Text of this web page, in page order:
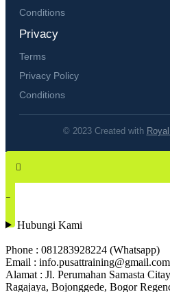
Conditions
Privacy
Terms
Privacy Policy
Conditions
© 2023 Created with
Hubungi Kami
Phone : 081283928224 (Whatsapp)
Email : info.pusattraining@gmail.com
Alamat : Jl. Perumahan Samasta
Ragajaya, Bojonggede, Bogor